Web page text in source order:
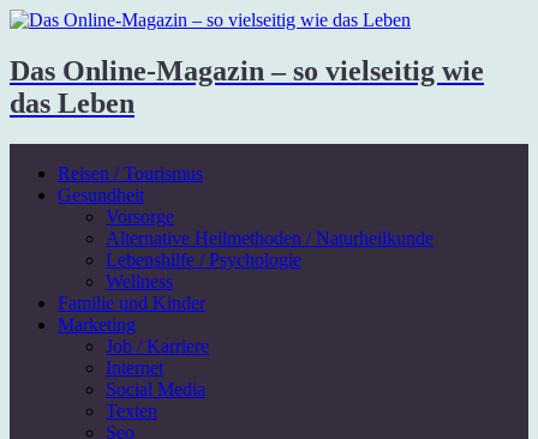
Das Online-Magazin – so vielseitig wie
das Leben
Reisen / Tourismus
Gesundheit
Vorsorge
Alternative Heilmethoden / Naturheilkunde
Lebenshilfe / Psychologie
Wellness
Familie und Kinder
Marketing
Job / Karriere
Internet
Social Media
Texten
Seo